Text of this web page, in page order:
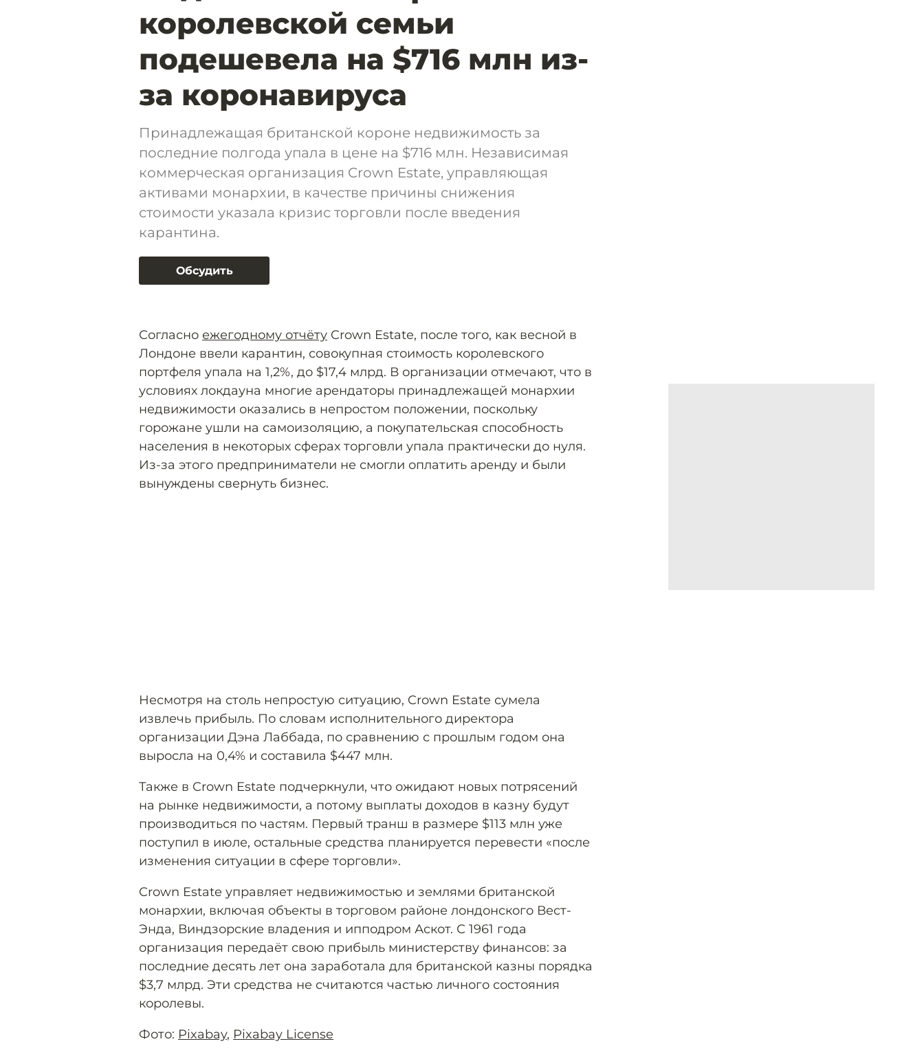
королевской семьи
подешевела на $716 млн из-
за коронавируса
Принадлежащая британской короне недвижимость за
последние полгода упала в цене на $716 млн. Независимая
коммерческая организация Crown Estate, управляющая
активами монархии, в качестве причины снижения
стоимости указала кризис торговли после введения
карантина.
Обсудить
Согласно ежегодному отчёту Crown Estate, после того, как весной в
Лондоне ввели карантин, совокупная стоимость королевского
портфеля упала на 1,2%, до $17,4 млрд. В организации отмечают, что в
условиях локдауна многие арендаторы принадлежащей монархии
недвижимости оказались в непростом положении, поскольку
горожане ушли на самоизоляцию, а покупательская способность
населения в некоторых сферах торговли упала практически до нуля.
Из-за этого предприниматели не смогли оплатить аренду и были
вынуждены свернуть бизнес.
Несмотря на столь непростую ситуацию, Crown Estate сумела
извлечь прибыль. По словам исполнительного директора
организации Дэна Лаббада, по сравнению с прошлым годом она
выросла на 0,4% и составила $447 млн.
Также в Crown Estate подчеркнули, что ожидают новых потрясений
на рынке недвижимости, а потому выплаты доходов в казну будут
производиться по частям. Первый транш в размере $113 млн уже
поступил в июле, остальные средства планируется перевести «после
изменения ситуации в сфере торговли».
Crown Estate управляет недвижимостью и землями британской
монархии, включая объекты в торговом районе лондонского Вест-
Энда, Виндзорские владения и ипподром Аскот. С 1961 года
организация передаёт свою прибыль министерству финансов: за
последние десять лет она заработала для британской казны порядка
$3,7 млрд. Эти средства не считаются частью личного состояния
королевы.
Фото: Pixabay, Pixabay License